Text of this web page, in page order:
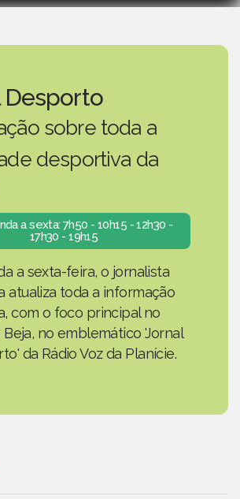
Desporto
sobre toda a
desportiva da
a sexta: 7h50 - 10h15 - 12h30 -
17h30 - 19h15
a sexta-feira, o jornalista
atualiza toda a informação
com o foco principal no
no emblemático 'Jornal
da Rádio Voz da Planície.